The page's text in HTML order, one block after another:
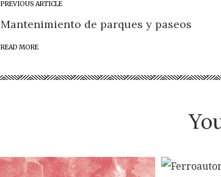
PREVIOUS ARTICLE
Mantenimiento de parques y paseos
READ MORE